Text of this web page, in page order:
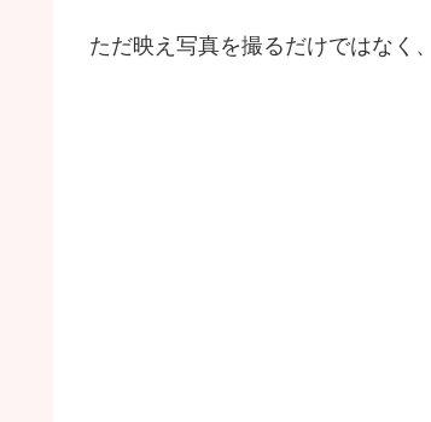
ただ映え写真を撮るだけではなく